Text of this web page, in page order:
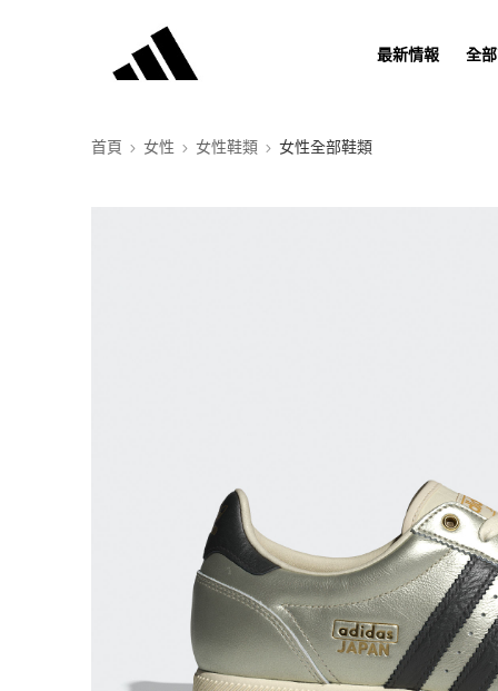
最新情報 全
首頁 女性 女性鞋類 女性全部鞋類